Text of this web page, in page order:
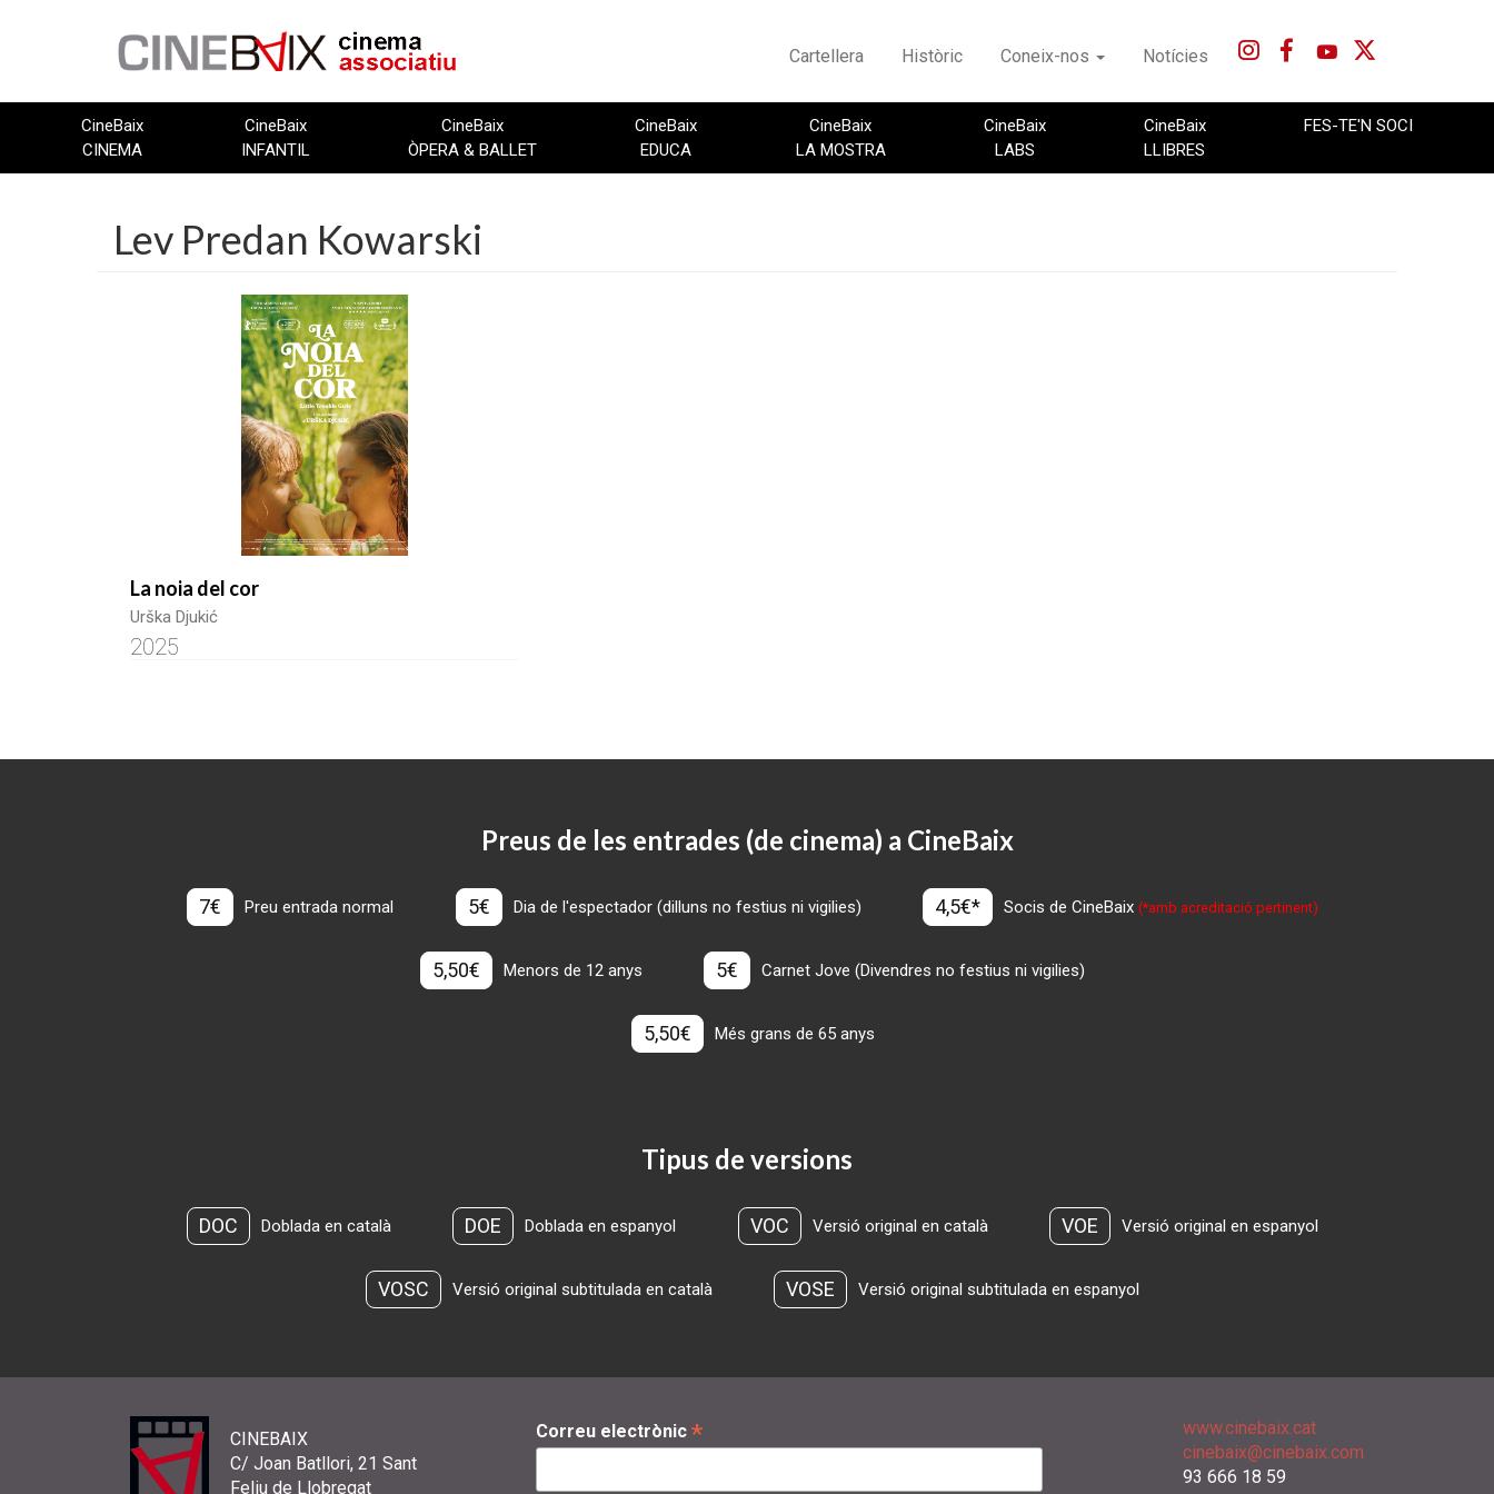
Cartellera Històric Coneix-nos Notícies
CineBaix
CINEMA
CineBaix
INFANTIL
CineBaix
ÒPERA & BALLET
CineBaix
EDUCA
CineBaix
LA MOSTRA
CineBaix
LABS
CineBaix
LLIBRES
FES-TE'N SOCI
Lev Predan Kowarski
La noia del cor
Urška Djukić
2025
Preus de les entrades (de cinema) a CineBaix
7€ Preu entrada normal 5€ Dia de l'espectador (dilluns no festius ni vigilies) 4,5€* Socis de CineBaix(*amb acreditació pertinent)
5,50€ Menors de 12 anys 5€ Carnet Jove (Divendres no festius ni vigilies)
5,50€ Més grans de 65 anys
Tipus de versions
DOC Doblada en català DOE Doblada en espanyol VOC Versió original en català VOE Versió original en espanyol
VOSC Versió original subtitulada en català VOSE Versió original subtitulada en espanyol
CINEBAIX
C/ Joan Batllori, 21 Sant
Feliu de Llobregat
Correu electrònic *
www.cinebaix.cat
cinebaix@cinebaix.com
93 666 18 59